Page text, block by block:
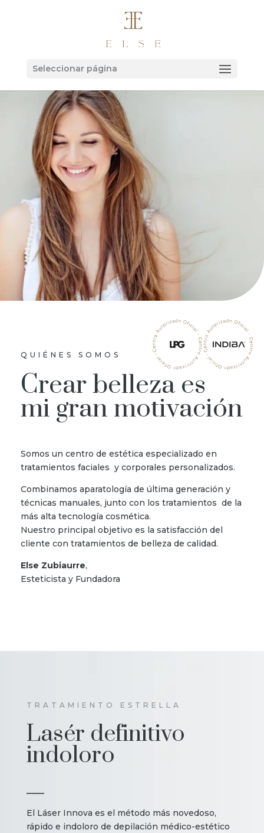
Seleccionar página
QUIÉNES SOMOS
Crear belleza es
mi gran motivación
Somos un centro de estética especializado en
tratamientos faciales y corporales personalizados.
Combinamos aparatología de última generación y
técnicas manuales, junto con los tratamientos de la
más alta tecnología cosmética.
Nuestro principal objetivo es la satisfacción del
cliente con tratamientos de belleza de calidad.
Else Zubiaurre,
Esteticista y Fundadora
TRATAMIENTO ESTRELLA
Lasér definitivo
indoloro
El Láser Innova es el método más novedoso,
rápido e indoloro de depilación médico-estético